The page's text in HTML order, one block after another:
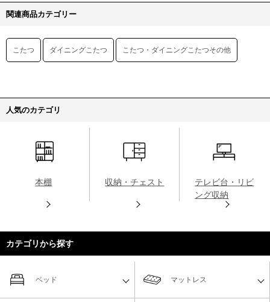
関連商品カテゴリー
こたつ ダイニングこたつ こたつ・ダイニングこたつその他
人気のカテゴリ
本棚 収納・チェスト
テレビ台・リビ
ング収納
カテゴリから探す
ベッド マットレス